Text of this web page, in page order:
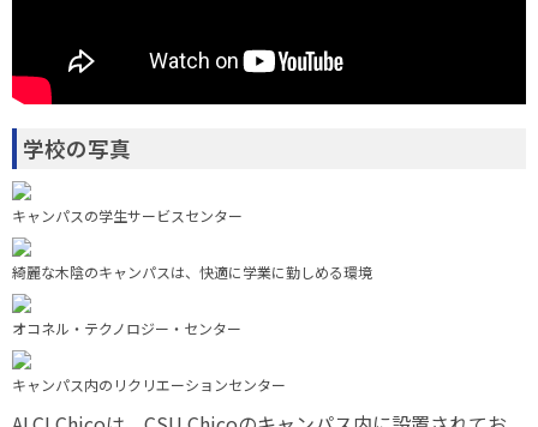
学校の写真
キャンパスの学生サービスセンター
綺麗な木陰のキャンパスは、快適に学業に勤しめる環境
オコネル・テクノロジー・センター
キャンパス内のリクリエーションセンター